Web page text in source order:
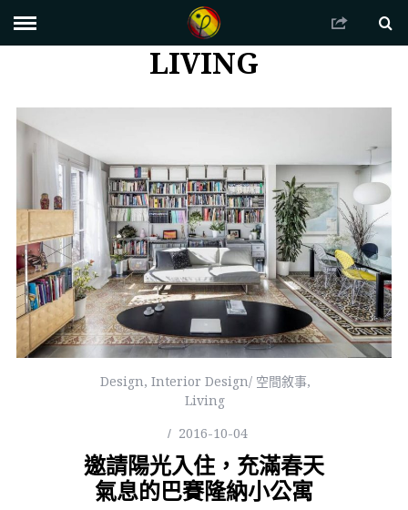
LIVING
Design, Interior Design/ 空間敘事,
Living
2016-10-04
邀請陽光入住，充滿春天
氣息的巴賽隆納小公寓